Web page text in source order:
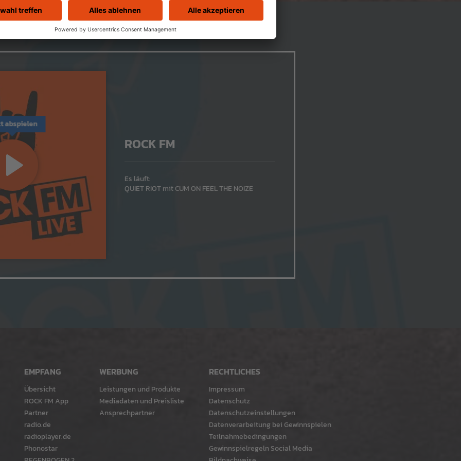
abspielen
ROCK FM
Es läuft:
QUIET RIOT mit CUM ON FEEL THE NOIZE
EMPFANG
Übersicht
ROCK FM App
Partner
radio.de
radioplayer.de
Phonostar
WERBUNG
Leistungen und Produkte
Mediadaten und Preisliste
Ansprechpartner
RECHTLICHES
Impressum
Datenschutz
Datenschutzeinstellungen
Datenverarbeitung bei Gewinnspielen
Teilnahmebedingungen
Gewinnspielregeln Social Media